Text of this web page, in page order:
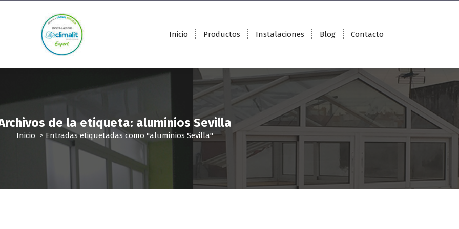
Inicio Productos Instalaciones Blog Contacto
de la etiqueta: aluminios Sevilla
Inicio > Entradas etiquetadas como "aluminios Sevilla"